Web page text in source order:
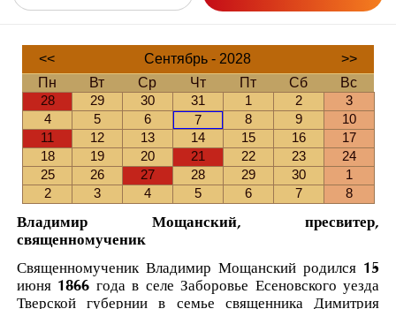
<< Сентябрь - 2028
>>
Пн
Вт Ср Чт Пт Сб
Вс
28
29 30 31 1 2
3
4
5 6 7 8 9
10
11
12 13 14 15 16
17
18
19 20 21 22 23
24
25
26 27 28 29 30
1
2
3 4 5 6 7 8
Владимир Мощанский, пресвитер,
священномученик
Священномученик Владимир Мощанский родился 15
июня 1866 года в селе Заборовье Есеновского уезда
Тверской губернии в семье священника Димитрия